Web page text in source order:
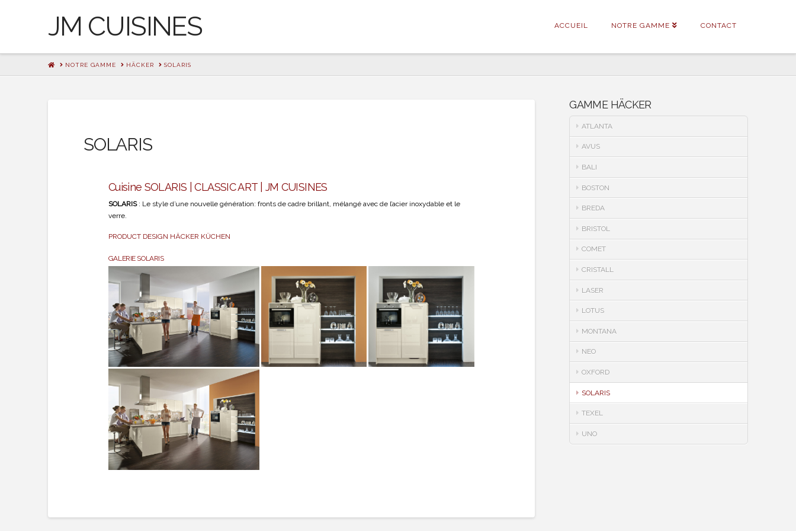
JM CUISINES ACCUEIL NOTRE GAMME CONTACT
HOMENOTRE GAMME HÄCKER SOLARIS
SOLARIS
Cuisine SOLARIS | CLASSIC ART | JM CUISINES
SOLARIS: Le style d’une nouvelle génération: fronts de cadre brillant, mélangé avec de l’acier inoxydable et le
verre.
PRODUCT DESIGN HÄCKER KÜCHEN
GALERIE SOLARIS
GAMME HÄCKER
ATLANTA
AVUS
BALI
BOSTON
BREDA
BRISTOL
COMET
CRISTALL
LASER
LOTUS
MONTANA
NEO
OXFORD
SOLARIS
TEXEL
UNO